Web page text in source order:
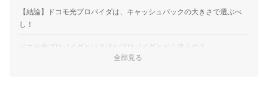
【結論】ドコモ光プロバイダは、キャッシュバックの大きさで選ぶべ
し！
ドコモ光プロバイダとは？ほかプロバイダとどう違うの？
全部見る